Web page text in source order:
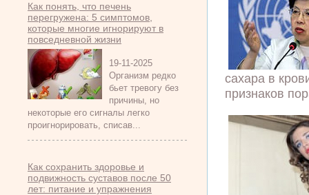
Как понять, что печень
перегружена: 5 симптомов,
которые многие игнорируют в
повседневной жизни
19-11-2025
Организм редко
бьет тревогу без
причины, но
некоторые его сигналы легко
проигнорировать, списав...
Как сохранить здоровье и
подвижность суставов после 50
лет: питание и упражнения
сахара в
признаков